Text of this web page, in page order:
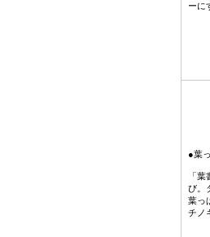
ーに
●葉
「
び。
葉っ
チノ